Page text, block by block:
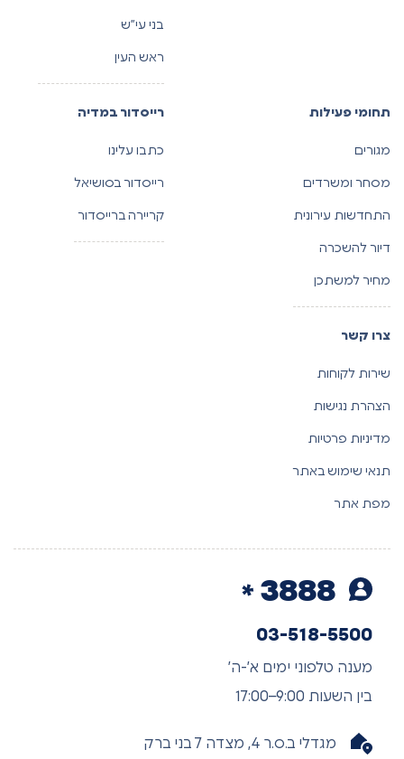
בני עי”ש
ראש העין
תחומי פעילות
מגורים
מסחר ומשרדים
התחדשות עירונית
דיור להשכרה
מחיר למשתכן
רייסדור במדיה
כתבו עלינו
רייסדור בסושיאל
קריירה ברייסדור
צרו קשר
שירות לקוחות
הצהרת נגישות
מדיניות פרטיות
תנאי שימוש באתר
מפת אתר
03-518-5500
מענה טלפוני ימים א’-ה’
בין השעות 9:00–17:00
מגדלי ב.ס.ר 4, מצדה 7 בני ברק